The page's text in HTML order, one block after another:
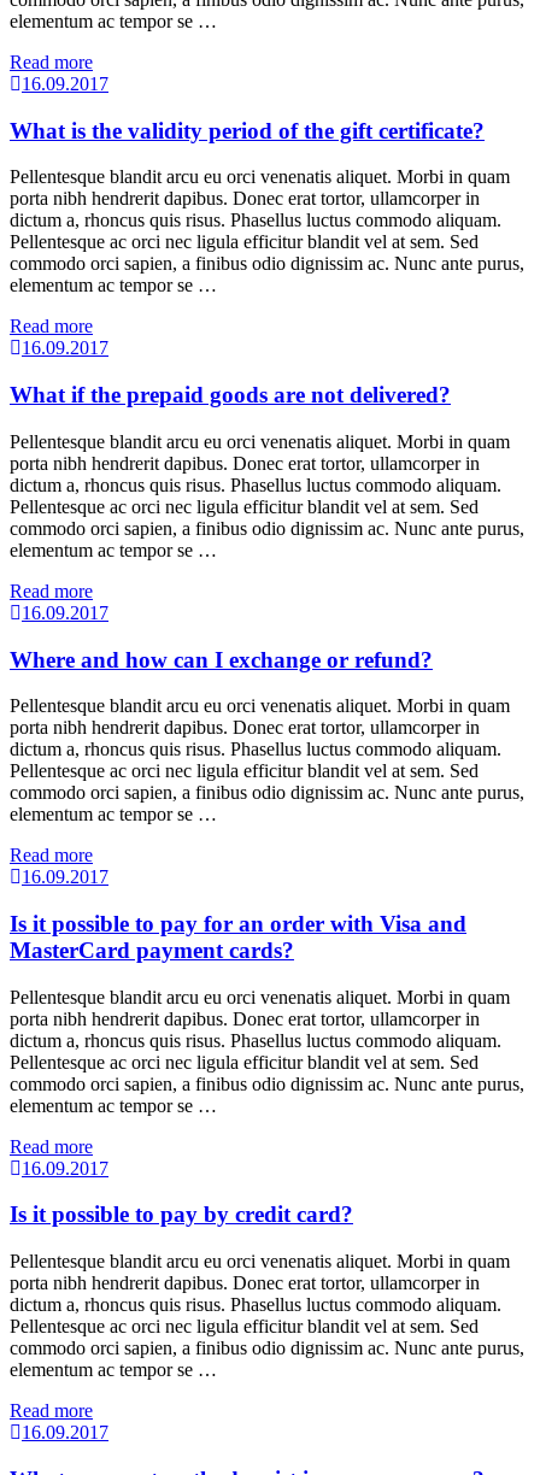
elementum ac tempor se …
Read more
16.09.2017
What is the validity period of the gift certificate?
Pellentesque blandit arcu eu orci venenatis aliquet. Morbi in quam
porta nibh hendrerit dapibus. Donec erat tortor, ullamcorper in
dictum a, rhoncus quis risus. Phasellus luctus commodo aliquam.
Pellentesque ac orci nec ligula efficitur blandit vel at sem. Sed
commodo orci sapien, a finibus odio dignissim ac. Nunc ante purus,
elementum ac tempor se …
Read more
16.09.2017
What if the prepaid goods are not delivered?
Pellentesque blandit arcu eu orci venenatis aliquet. Morbi in quam
porta nibh hendrerit dapibus. Donec erat tortor, ullamcorper in
dictum a, rhoncus quis risus. Phasellus luctus commodo aliquam.
Pellentesque ac orci nec ligula efficitur blandit vel at sem. Sed
commodo orci sapien, a finibus odio dignissim ac. Nunc ante purus,
elementum ac tempor se …
Read more
16.09.2017
Where and how can I exchange or refund?
Pellentesque blandit arcu eu orci venenatis aliquet. Morbi in quam
porta nibh hendrerit dapibus. Donec erat tortor, ullamcorper in
dictum a, rhoncus quis risus. Phasellus luctus commodo aliquam.
Pellentesque ac orci nec ligula efficitur blandit vel at sem. Sed
commodo orci sapien, a finibus odio dignissim ac. Nunc ante purus,
elementum ac tempor se …
Read more
16.09.2017
Is it possible to pay for an order with Visa and
MasterCard payment cards?
Pellentesque blandit arcu eu orci venenatis aliquet. Morbi in quam
porta nibh hendrerit dapibus. Donec erat tortor, ullamcorper in
dictum a, rhoncus quis risus. Phasellus luctus commodo aliquam.
Pellentesque ac orci nec ligula efficitur blandit vel at sem. Sed
commodo orci sapien, a finibus odio dignissim ac. Nunc ante purus,
elementum ac tempor se …
Read more
16.09.2017
Is it possible to pay by credit card?
Pellentesque blandit arcu eu orci venenatis aliquet. Morbi in quam
porta nibh hendrerit dapibus. Donec erat tortor, ullamcorper in
dictum a, rhoncus quis risus. Phasellus luctus commodo aliquam.
Pellentesque ac orci nec ligula efficitur blandit vel at sem. Sed
commodo orci sapien, a finibus odio dignissim ac. Nunc ante purus,
elementum ac tempor se …
Read more
16.09.2017